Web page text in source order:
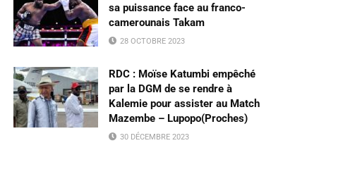
sa puissance face au franco-
camerounais Takam
28 OCTOBRE 2023
RDC : Moïse Katumbi empêché
par la DGM de se rendre à
Kalemie pour assister au Match
Mazembe – Lupopo(Proches)
30 DÉCEMBRE 2023